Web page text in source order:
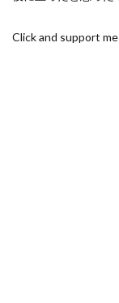
Click and support